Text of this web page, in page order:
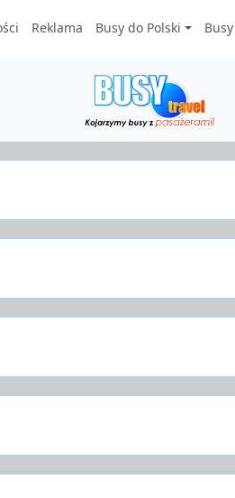
Reklama Busy do Polski